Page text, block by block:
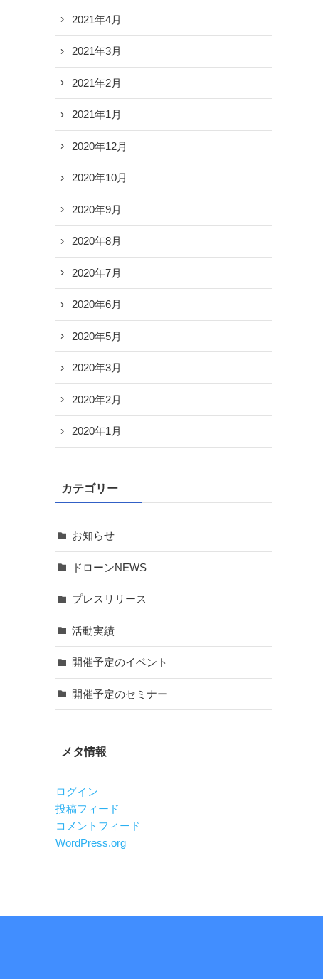
2021年4月
2021年3月
2021年2月
2021年1月
2020年12月
2020年10月
2020年9月
2020年8月
2020年7月
2020年6月
2020年5月
2020年3月
2020年2月
2020年1月
カテゴリー
お知らせ
ドローンNEWS
プレスリリース
活動実績
開催予定のイベント
開催予定のセミナー
メタ情報
ログイン
投稿フィード
コメントフィード
WordPress.org